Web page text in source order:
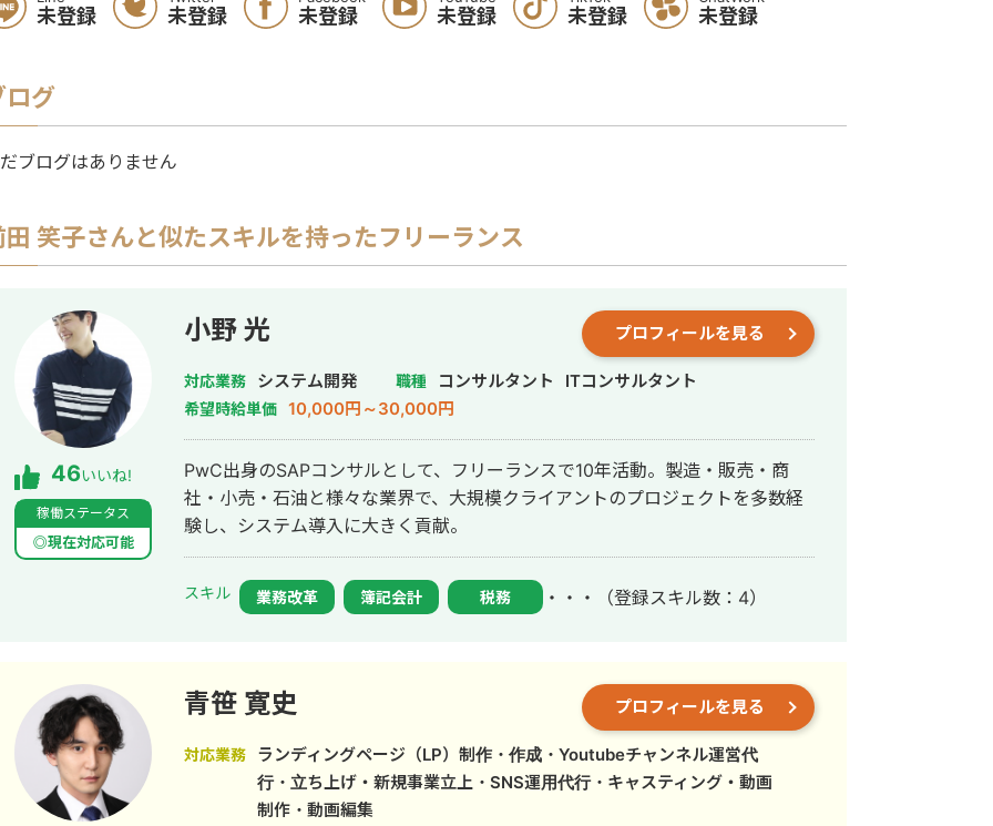
未登録 未登録 未登録 未登録 未登録 未登録
ログ
ブログはありません
田 笑子さんと似たスキルを持ったフリーランス
46いいね!
稼働ステータス
◎現在対応可能
小野 光 プロフィールを見る
対応業務 システム開発 職種 コンサルタント ITコンサルタント
希望時給単価 10,000円～30,000円
PwC出身のSAPコンサルとして、フリーランスで10年活動。製造・販売・商
社・小売・石油と様々な業界で、大規模クライアントのプロジェクトを多数経
験し、システム導入に大きく貢献。
スキル 業務改革 簿記会計 税務 ・・・ （登録スキル数：4）
青笹 寛史 プロフィールを見る
対応業務
ランディングページ（LP）制作・作成・Youtubeチャンネル運営代
行・立ち上げ・新規事業立上・SNS運用代行・キャスティング・動画
制作・動画編集